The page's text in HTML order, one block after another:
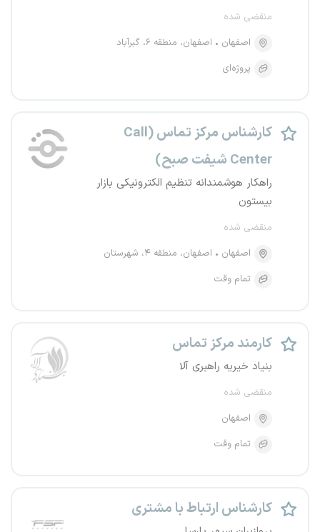
منقضی شده
اصفهان
اصفهان، منطقه ۶، گبر‌آباد
پروژه‌ای
کارشناس مرکز تماس (Call
Center شیفت صبح)
راهکار هوشمندانه تنظیم الکترونیکی بازار
بیستون
منقضی شده
اصفهان
اصفهان، منطقه ۴، شهرستان
تمام وقت
کارمند مرکز تماس
بنیاد خیریه راهبری آلا
منقضی شده
اصفهان
تمام وقت
کارشناس ارتباط با مشتری